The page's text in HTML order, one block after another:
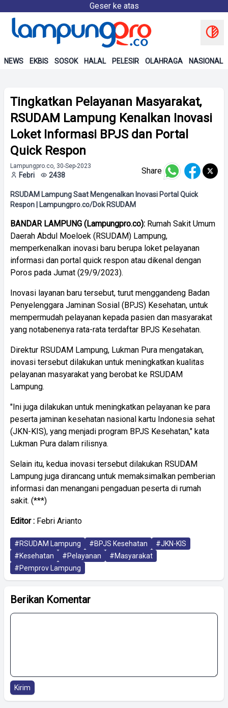
Geser ke atas
NEWS EKBIS SOSOK HALAL PELESIR OLAHRAGA NASIONAL
Tingkatkan Pelayanan Masyarakat,
RSUDAM Lampung Kenalkan Inovasi
Loket Informasi BPJS dan Portal
Quick Respon
Lampungpro.co, 30-Sep-2023
Febri 2438 Share
RSUDAM Lampung Saat Mengenalkan Inovasi Portal Quick
Respon | Lampungpro.co/Dok RSUDAM
BANDAR LAMPUNG (Lampungpro.co): Rumah Sakit Umum
Daerah Abdul Moeloek (RSUDAM) Lampung,
memperkenalkan inovasi baru berupa loket pelayanan
informasi dan portal quick respon atau dikenal dengan
Poros pada Jumat (29/9/2023).
Inovasi layanan baru tersebut, turut menggandeng Badan
Penyelenggara Jaminan Sosial (BPJS) Kesehatan, untuk
mempermudah pelayanan kepada pasien dan masyarakat
yang notabenenya rata-rata terdaftar BPJS Kesehatan.
Direktur RSUDAM Lampung, Lukman Pura mengatakan,
inovasi tersebut dilakukan untuk meningkatkan kualitas
pelayanan masyarakat yang berobat ke RSUDAM
Lampung.
"Ini juga dilakukan untuk meningkatkan pelayanan ke para
peserta jaminan kesehatan nasional kartu Indonesia sehat
(JKN-KIS), yang menjadi program BPJS Kesehatan," kata
Lukman Pura dalam rilisnya.
Selain itu, kedua inovasi tersebut dilakukan RSUDAM
Lampung juga dirancang untuk memaksimalkan pemberian
informasi dan menangani pengaduan peserta di rumah
sakit. (***)
Editor : Febri Arianto
#RSUDAM Lampung #BPJS Kesehatan
#JKN-KIS
#Kesehatan
#Pelayanan
#Masyarakat
#Pemprov Lampung
Berikan Komentar
Kirim